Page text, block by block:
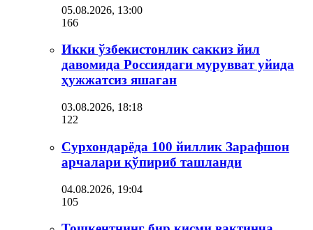
05.08.2026, 13:00
166
Икки ўзбекистонлик саккиз йил
давомида Россиядаги мурувват уйида
ҳужжатсиз яшаган
03.08.2026, 18:18
122
Сурхондарёда 100 йиллик Зарафшон
арчалари қўпириб ташланди
04.08.2026, 19:04
105